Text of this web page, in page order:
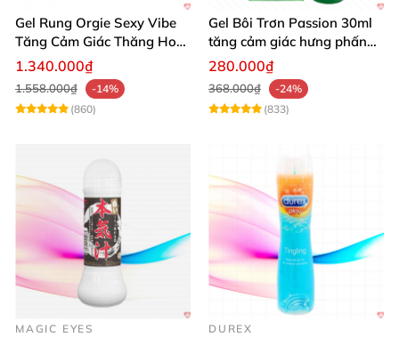
Gel Rung Orgie Sexy Vibe
Tăng Cảm Giác Thăng Hoa
Mạnh Mẽ
1.340.000₫
1.558.000₫
-14%
(860)
Gel Bôi Trơn Passion 30ml
tăng cảm giác hưng phấn
cho nữ
280.000₫
368.000₫
-24%
(833)
MAGIC EYES DUREX